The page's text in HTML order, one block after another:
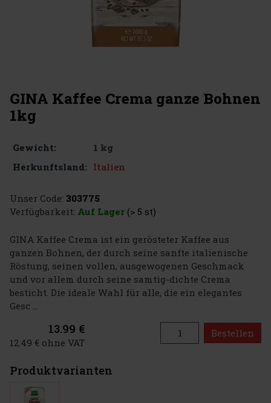
GINA Kaffee Crema ganze Bohnen
1kg
Gewicht:
1 kg
Herkunftsland: Italien
Unser Code: 303775
Verfügbarkeit: Auf Lager (> 5 st)
GINA Kaffee Crema ist ein gerösteter Kaffee aus
ganzen Bohnen, der durch seine sanfte italienische
Röstung, seinen vollen, ausgewogenen Geschmack
und vor allem durch seine samtig-dichte Crema
besticht. Die ideale Wahl für alle, die ein elegantes
Gesc ...
13.99 €
12.49 € ohne VAT
Bestellen
Produktvarianten